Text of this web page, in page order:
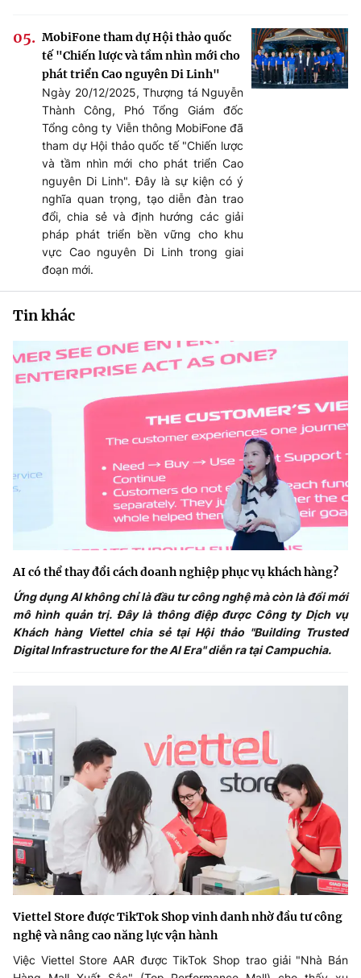
MobiFone tham dự Hội thảo quốc
tế "Chiến lược và tầm nhìn mới cho
phát triển Cao nguyên Di Linh"
Ngày 20/12/2025, Thượng tá Nguyễn
Thành Công, Phó Tổng Giám đốc
Tổng công ty Viễn thông MobiFone đã
tham dự Hội thảo quốc tế "Chiến lược
và tầm nhìn mới cho phát triển Cao
nguyên Di Linh". Đây là sự kiện có ý
nghĩa quan trọng, tạo diễn đàn trao
đổi, chia sẻ và định hướng các giải
pháp phát triển bền vững cho khu
vực Cao nguyên Di Linh trong giai
đoạn mới.
Tin khác
AI có thể thay đổi cách doanh nghiệp phục vụ khách hàng?
Ứng dụng AI không chỉ là đầu tư công nghệ mà còn là đổi mới
mô hình quản trị. Đây là thông điệp được Công ty Dịch vụ
Khách hàng Viettel chia sẻ tại Hội thảo "Building Trusted
Digital Infrastructure for the AI Era" diễn ra tại Campuchia.
Viettel Store được TikTok Shop vinh danh nhờ đầu tư công
nghệ và nâng cao năng lực vận hành
Việc Viettel Store AAR được TikTok Shop trao giải "Nhà Bán